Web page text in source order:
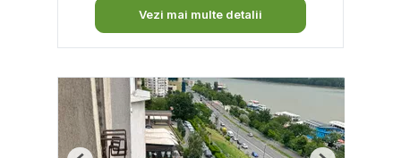
Vezi mai multe detalii